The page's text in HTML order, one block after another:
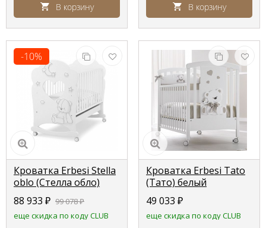
В корзину В корзину
-10%
Кроватка Erbesi Stella
oblo (Стелла обло)
белый с серым
(white/grey)
88 933 ₽ 99 078₽
еще скидка по коду CLUB
Кроватка Erbesi Tato
(Тато) белый
49 033 ₽
еще скидка по коду CLUB